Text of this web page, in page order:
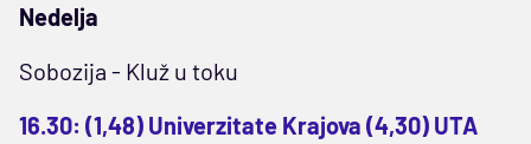
Nedelja
Sobozija - Kluž u toku
16.30: (1,48) Univerzitate Krajova (4,30) UTA